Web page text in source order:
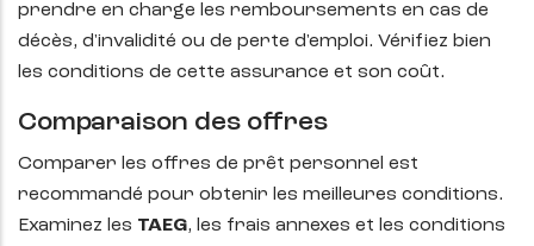
prendre en charge les remboursements en cas de
décès, d'invalidité ou de perte d'emploi. Vérifiez bien
les conditions de cette assurance et son coût.
Comparaison des offres
Comparer les offres de prêt personnel est
recommandé pour obtenir les meilleures conditions.
Examinez les TAEG, les frais annexes et les conditions